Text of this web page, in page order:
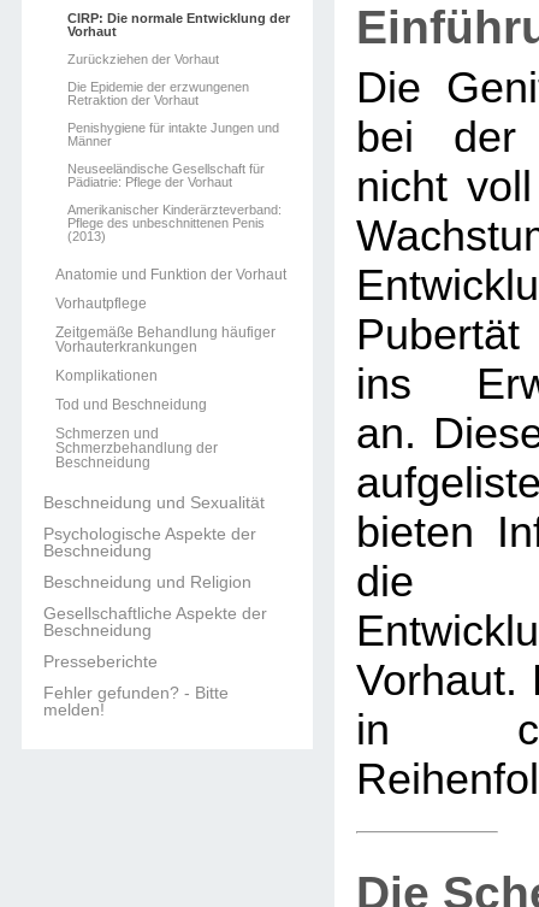
CIRP: Die normale Entwicklung der
Vorhaut
Zurückziehen der Vorhaut
Die Epidemie der erzwungenen
Retraktion der Vorhaut
Penishygiene für intakte Jungen und
Männer
Neuseeländische Gesellschaft für
Pädiatrie: Pflege der Vorhaut
Amerikanischer Kinderärzteverband:
Pflege des unbeschnittenen Penis
(2013)
Anatomie und Funktion der Vorhaut
Vorhautpflege
Zeitgemäße Behandlung häufiger
Vorhauterkrankungen
Komplikationen
Tod und Beschneidung
Schmerzen und
Schmerzbehandlung der
Beschneidung
Beschneidung und Sexualität
Psychologische Aspekte der
Beschneidung
Beschneidung und Religion
Gesellschaftliche Aspekte der
Beschneidung
Presseberichte
Fehler gefunden? - Bitte
melden!
Die
bei der
nicht
ins
an.
bieten
die
Vorhaut.
in
Die